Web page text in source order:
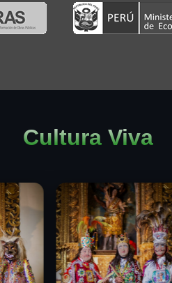
Cultura Viva